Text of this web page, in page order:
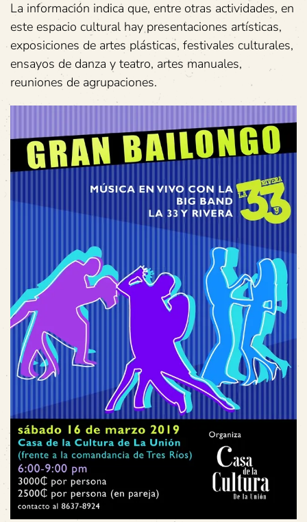
La información indica que, entre otras actividades, en
este espacio cultural hay presentaciones artísticas,
exposiciones de artes plásticas, festivales culturales,
ensayos de danza y teatro, artes manuales,
reuniones de agrupaciones.